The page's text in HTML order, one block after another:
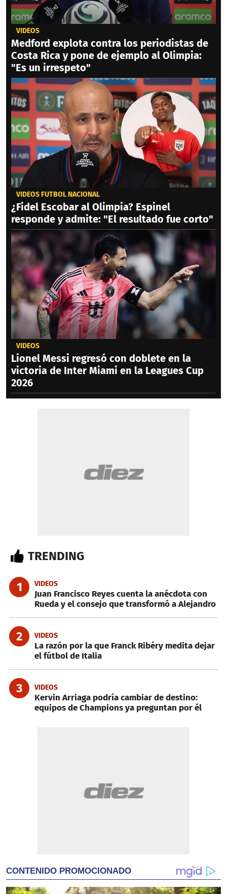
VIDEOS
Medford explota contra los periodistas de
Costa Rica y pone de ejemplo al Olimpia:
"Es un irrespeto"
VIDEOS FÚTBOL NACIONAL
¿Fidel Escobar al Olimpia? Espinel
responde y admite: "El resultado fue corto"
VIDEOS
Lionel Messi regresó con doblete en la
victoria de Inter Miami en la Leagues Cup
2026
TRENDING
1 VIDEOS
Juan Francisco Reyes cuenta la anécdota con
Rueda y el consejo que transformó a Alejandro
2 VIDEOS
La razón por la que Franck Ribéry medita dejar
el fútbol de Italia
3 VIDEOS
Kervin Arriaga podría cambiar de destino:
equipos de Champions ya preguntan por él